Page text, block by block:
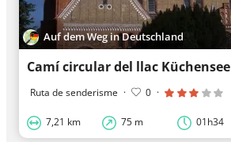
Auf dem Weg in Deutschland
Camí circular del llac Küchensee
Ruta de senderisme · 0 ·
7,21 km 75 m 01h34